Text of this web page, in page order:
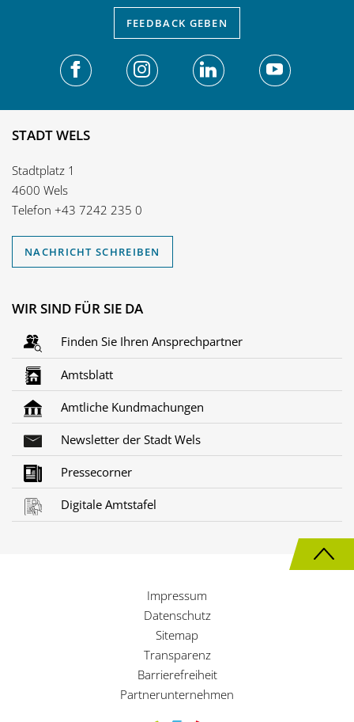
FEEDBACK GEBEN
STADT WELS
Stadtplatz 1
4600 Wels
Telefon +43 7242 235 0
NACHRICHT SCHREIBEN
WIR SIND FÜR SIE DA
Finden Sie Ihren Ansprechpartner
Amtsblatt
Amtliche Kundmachungen
Newsletter der Stadt Wels
Pressecorner
Digitale Amtstafel
Impressum
Datenschutz
Sitemap
Transparenz
Barrierefreiheit
Partnerunternehmen